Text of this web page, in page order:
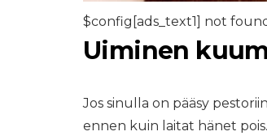
$config[ads_text1] not
Uiminen
Jos sinulla on pääsy
ennen kuin laitat hänet